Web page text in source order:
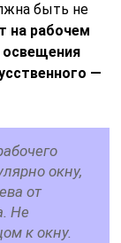
быть не
на рабочем
освещения
—
окну,
от
Не
к окну.